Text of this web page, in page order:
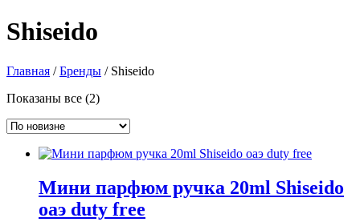
Shiseido
Главная /Бренды / Shiseido
Показаны все (2)Сортировка:
недавние
Мини парфюм ручка 20ml Shiseido
оаэ duty free